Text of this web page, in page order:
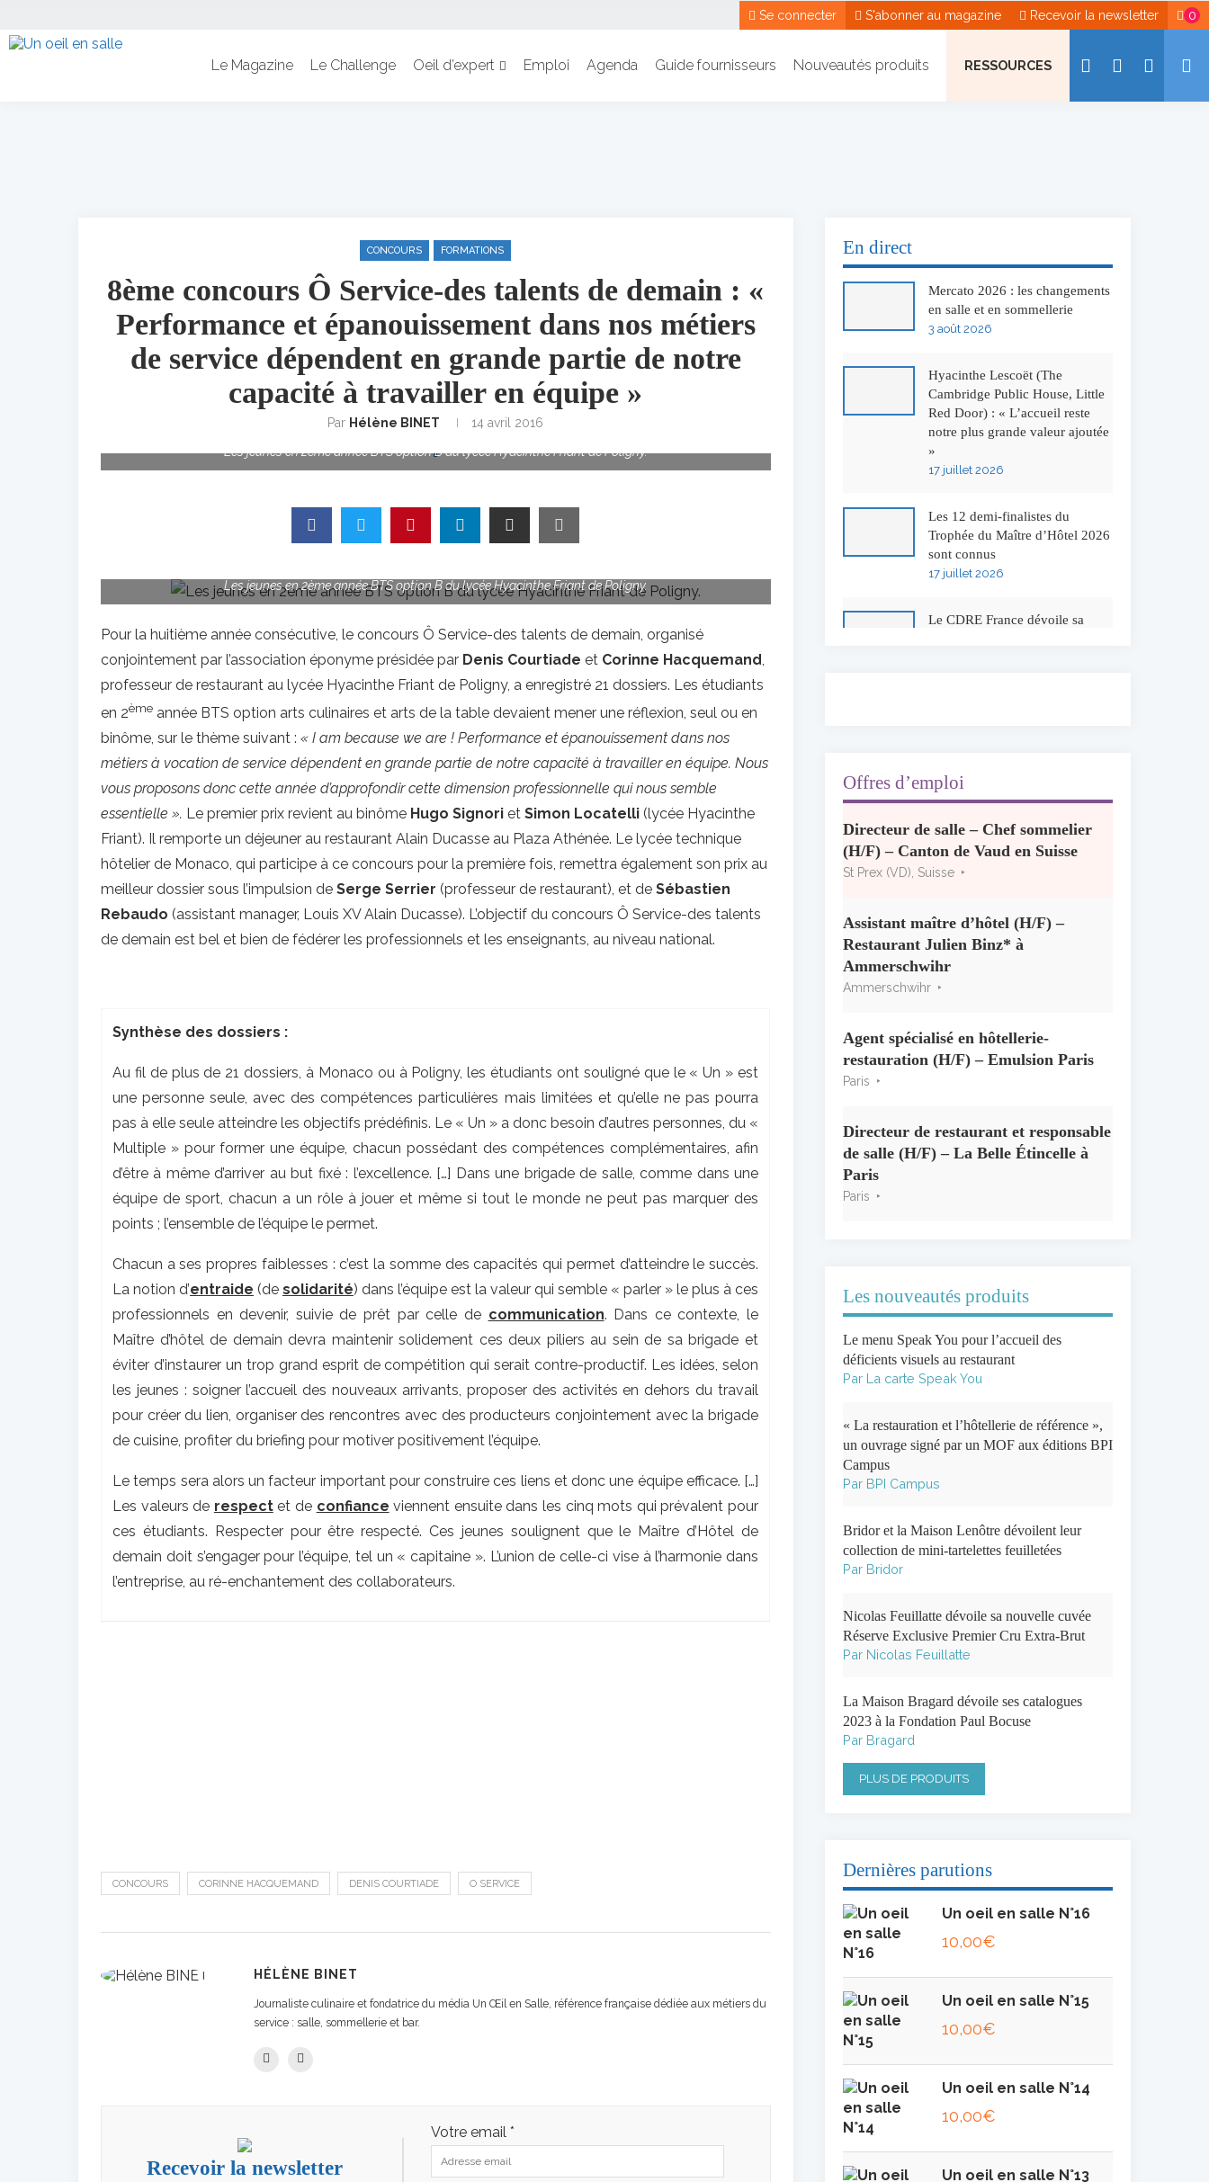
0
Recevoir la newsletter
S'abonner au magazine
Se connecter
Le Magazine Le Challenge Oeil d’expert Emploi Agenda Guide fournisseurs Nouveautés produits RESSOURCES
CONCOURS FORMATIONS
8ème concours Ô Service-des talents de demain : «
Performance et épanouissement dans nos métiers
de service dépendent en grande partie de notre
capacité à travailler en équipe »
Par Hélène BINET
14 avril 2016
Les jeunes en 2ème année BTS option B du lycée Hyacinthe Friant de Poligny.
Les jeunes en 2ème année BTS option B du lycée Hyacinthe Friant de Poligny.
Pour la huitième année consécutive, le concours Ô Service-des talents de demain, organisé
conjointement par l’association éponyme présidée par Denis Courtiade et Corinne Hacquemand,
professeur de restaurant au lycée Hyacinthe Friant de Poligny, a enregistré 21 dossiers. Les étudiants
en 2ème année BTS option arts culinaires et arts de la table devaient mener une réflexion, seul ou en
binôme, sur le thème suivant : « I am because we are ! Performance et épanouissement dans nos
métiers à vocation de service dépendent en grande partie de notre capacité à travailler en équipe. Nous
vous proposons donc cette année d’approfondir cette dimension professionnelle qui nous semble
essentielle ». Le premier prix revient au binôme Hugo Signori et Simon Locatelli (lycée Hyacinthe
Friant). Il remporte un déjeuner au restaurant Alain Ducasse au Plaza Athénée. Le lycée technique
hôtelier de Monaco, qui participe à ce concours pour la première fois, remettra également son prix au
meilleur dossier sous l’impulsion de Serge Serrier (professeur de restaurant), et de Sébastien
Rebaudo (assistant manager, Louis XV Alain Ducasse). L’objectif du concours Ô Service-des talents
de demain est bel et bien de fédérer les professionnels et les enseignants, au niveau national.
Synthèse des dossiers :
Au fil de plus de 21 dossiers, à Monaco ou à Poligny, les étudiants ont souligné que le « Un » est
une personne seule, avec des compétences particulières mais limitées et qu’elle ne pas pourra
pas à elle seule atteindre les objectifs prédéfinis. Le « Un » a donc besoin d’autres personnes, du «
Multiple » pour former une équipe, chacun possédant des compétences complémentaires, afin
d’être à même d’arriver au but fixé : l’excellence. […] Dans une brigade de salle, comme dans une
équipe de sport, chacun a un rôle à jouer et même si tout le monde ne peut pas marquer des
points ; l’ensemble de l’équipe le permet.
Chacun a ses propres faiblesses : c’est la somme des capacités qui permet d’atteindre le succès.
La notion d’entraide (de solidarité) dans l’équipe est la valeur qui semble « parler » le plus à ces
professionnels en devenir, suivie de prêt par celle de communication. Dans ce contexte, le
Maître d’hôtel de demain devra maintenir solidement ces deux piliers au sein de sa brigade et
éviter d’instaurer un trop grand esprit de compétition qui serait contre-productif. Les idées, selon
les jeunes : soigner l’accueil des nouveaux arrivants, proposer des activités en dehors du travail
pour créer du lien, organiser des rencontres avec des producteurs conjointement avec la brigade
de cuisine, profiter du briefing pour motiver positivement l’équipe.
Le temps sera alors un facteur important pour construire ces liens et donc une équipe efficace. […]
Les valeurs de respect et de confiance viennent ensuite dans les cinq mots qui prévalent pour
ces étudiants. Respecter pour être respecté. Ces jeunes soulignent que le Maître d’Hôtel de
demain doit s’engager pour l’équipe, tel un « capitaine ». L’union de celle-ci vise à l’harmonie dans
l’entreprise, au ré-enchantement des collaborateurs.
CONCOURS CORINNE HACQUEMAND DENIS COURTIADE O SERVICE
HÉLÈNE BINET
Journaliste culinaire et fondatrice du média Un Œil en Salle, référence française dédiée aux métiers du
service : salle, sommellerie et bar.
Recevoir la newsletter
Votre email *
En direct
Mercato 2026 : les changements
en salle et en sommellerie
3 août 2026
Hyacinthe Lescoët (The
Cambridge Public House, Little
Red Door) : « L’accueil reste
notre plus grande valeur ajoutée
»
17 juillet 2026
Les 12 demi-finalistes du
Trophée du Maître d’Hôtel 2026
sont connus
17 juillet 2026
Le CDRE France dévoile sa
Concours général des métiers
« CSR » 2026 : le palmarès
officiel
10 juillet 2026
la Bourgogne
7 juillet 2026
Georges Blanc
3 juillet 2026
Offres d’emploi
Directeur de salle – Chef sommelier
(H/F) – Canton de Vaud en Suisse
St Prex (VD), Suisse
Assistant maître d’hôtel (H/F) –
Restaurant Julien Binz* à
Ammerschwihr
Ammerschwihr
Agent spécialisé en hôtellerie-
restauration (H/F) – Emulsion Paris
Paris
Directeur de restaurant et responsable
de salle (H/F) – La Belle Étincelle à
Paris
Paris
Les nouveautés produits
Le menu Speak You pour l’accueil des
déficients visuels au restaurant
Par La carte Speak You
« La restauration et l’hôtellerie de référence »,
un ouvrage signé par un MOF aux éditions BPI
Campus
Par BPI Campus
Bridor et la Maison Lenôtre dévoilent leur
collection de mini-tartelettes feuilletées
Par Bridor
Nicolas Feuillatte dévoile sa nouvelle cuvée
Réserve Exclusive Premier Cru Extra-Brut
Par Nicolas Feuillatte
La Maison Bragard dévoile ses catalogues
2023 à la Fondation Paul Bocuse
Par Bragard
PLUS DE PRODUITS
Dernières parutions
Un oeil en salle N°16
10,00€
Un oeil en salle N°15
10,00€
Un oeil en salle N°14
10,00€
Un oeil en salle N°13